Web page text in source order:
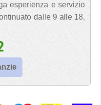
esperienza e servizio
dalle 9 alle 18,